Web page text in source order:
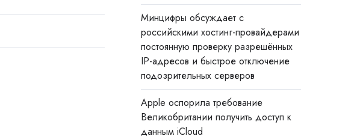
Минцифры обсуждает с
российскими хостинг-провайдерами
постоянную проверку разрешённых
IP-адресов и быстрое отключение
подозрительных серверов
Apple оспорила требование
Великобритании получить доступ к
данным iCloud